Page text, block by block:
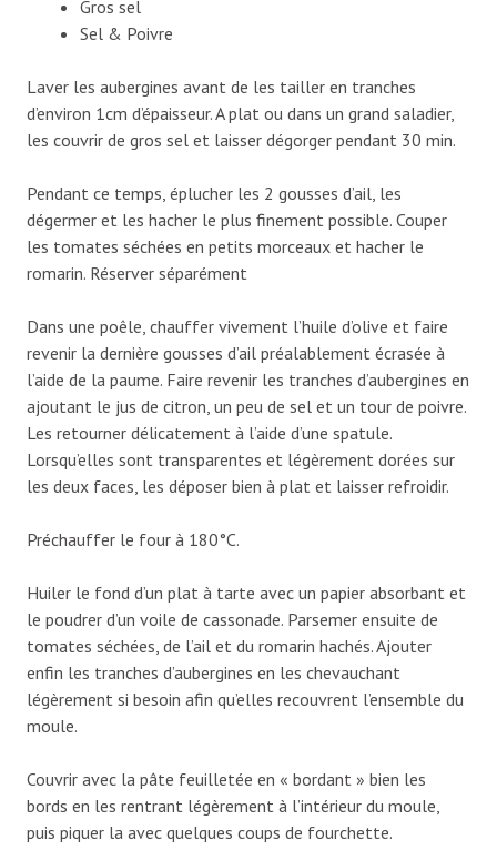
Gros sel
Sel & Poivre
Laver les aubergines avant de les tailler en tranches
d’environ 1cm d’épaisseur. A plat ou dans un grand saladier,
les couvrir de gros sel et laisser dégorger pendant 30 min.
Pendant ce temps, éplucher les 2 gousses d’ail, les
dégermer et les hacher le plus finement possible. Couper
les tomates séchées en petits morceaux et hacher le
romarin. Réserver séparément
Dans une poêle, chauffer vivement l’huile d’olive et faire
revenir la dernière gousses d’ail préalablement écrasée à
l’aide de la paume. Faire revenir les tranches d’aubergines en
ajoutant le jus de citron, un peu de sel et un tour de poivre.
Les retourner délicatement à l’aide d’une spatule.
Lorsqu’elles sont transparentes et légèrement dorées sur
les deux faces, les déposer bien à plat et laisser refroidir.
Préchauffer le four à 180°C.
Huiler le fond d’un plat à tarte avec un papier absorbant et
le poudrer d’un voile de cassonade. Parsemer ensuite de
tomates séchées, de l’ail et du romarin hachés. Ajouter
enfin les tranches d’aubergines en les chevauchant
légèrement si besoin afin qu’elles recouvrent l’ensemble du
moule.
Couvrir avec la pâte feuilletée en « bordant » bien les
bords en les rentrant légèrement à l’intérieur du moule,
puis piquer la avec quelques coups de fourchette.